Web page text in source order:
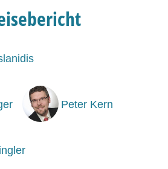
Peter Kern